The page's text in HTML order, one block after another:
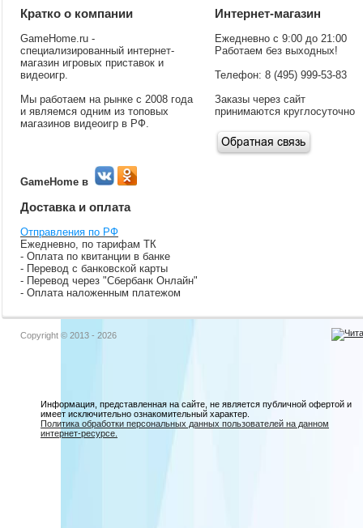
Кратко о компании
GameHome.ru -
специализированный интернет-
магазин игровых приставок и
видеоигр.
Мы работаем на рынке с 2008 года
и являемся одним из топовых
магазинов видеоигр в РФ.
GameHome в
Интернет-магазин
Ежедневно с 9:00 до 21:00
Работаем без выходных!
Телефон: 8 (495) 999-53-83
Заказы через сайт
принимаются круглосуточно
Доставка и оплата
Отправления по РФ
Ежедневно, по тарифам ТК
- Оплата по квитанции в банке
- Перевод с банковской карты
- Перевод через "Сбербанк Онлайн"
- Оплата наложенным платежом
Copyright © 2013 - 2026
Информация, представленная на сайте, не является публичной офертой и
имеет исключительно ознакомительный характер.
Политика обработки персональных данных пользователей на данном
интернет-ресурсе.